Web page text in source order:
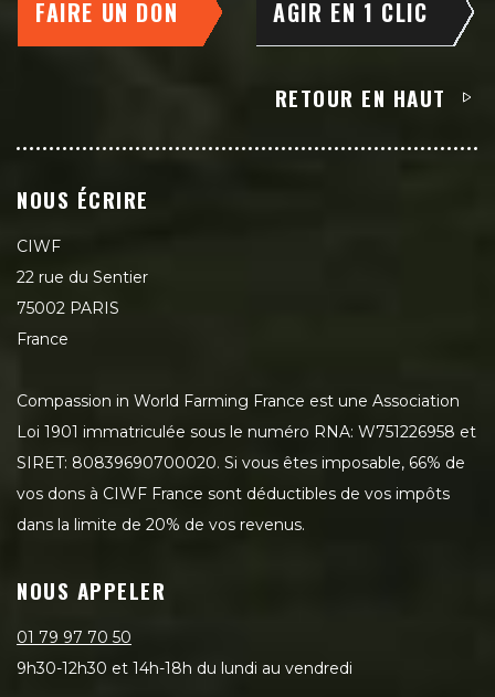
FAIRE UN DON AGIR EN 1 CLIC
RETOUR EN HAUT
NOUS ÉCRIRE
CIWF
22 rue du Sentier
75002 PARIS
France
Compassion in World Farming France est une Association
Loi 1901 immatriculée sous le numéro RNA: W751226958 et
SIRET: 80839690700020. Si vous êtes imposable, 66% de
vos dons à CIWF France sont déductibles de vos impôts
dans la limite de 20% de vos revenus.
NOUS APPELER
01 79 97 70 50
9h30-12h30 et 14h-18h du lundi au vendredi